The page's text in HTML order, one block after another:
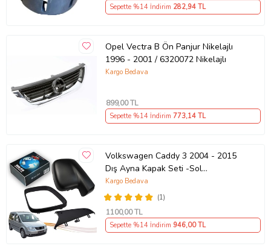
Sepette %14 İndirim 282,94 TL
Opel Vectra B Ön Panjur Nikelajlı
1996 - 2001 / 6320072 Nikelajlı
Kargo Bedava
899,00 TL
Sepette %14 İndirim 773,14 TL
Volkswagen Caddy 3 2004 - 2015
Dış Ayna Kapak Seti -Sol
7E18575289 B9
(1)
Kargo Bedava
1100,00 TL
Sepette %14 İndirim 946,00 TL